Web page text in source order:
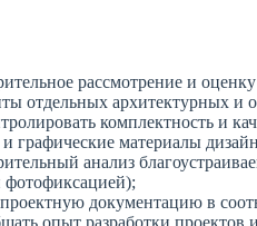
рассмотрение и
отдельных архитектурных
комплектность и
графические материалы
анализ
документацию в